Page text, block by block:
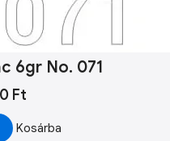
6gr No. 071
Ft
Kosárba